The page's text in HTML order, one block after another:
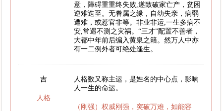
意，障碍重重终失败,遂致破家亡产，贫困
逆难迭至。无眷属之缘，自幼失亲，病弱
遭难，或惹官非等。非业非运,一生多病不
安,常遇不测之灾祸。“三才”配置不善者，
大都中年前后编入黄泉之籍。然万人中亦
有一二例外者可绝处逢生。
吉
人格
人格数又称主运，是姓名的中心点，影响
人一生的命运。
（刚强）权威刚强，突破万难，如能容